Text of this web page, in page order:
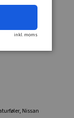
Nissan
inkl. moms